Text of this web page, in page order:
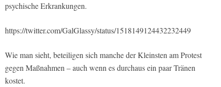
psychische Erkrankungen.
https://twitter.com/GalGlassy/status/1518149124432232449
Wie man sieht, beteiligen sich manche der Kleinsten am Protest
gegen Maßnahmen – auch wenn es durchaus ein paar Tränen
kostet.